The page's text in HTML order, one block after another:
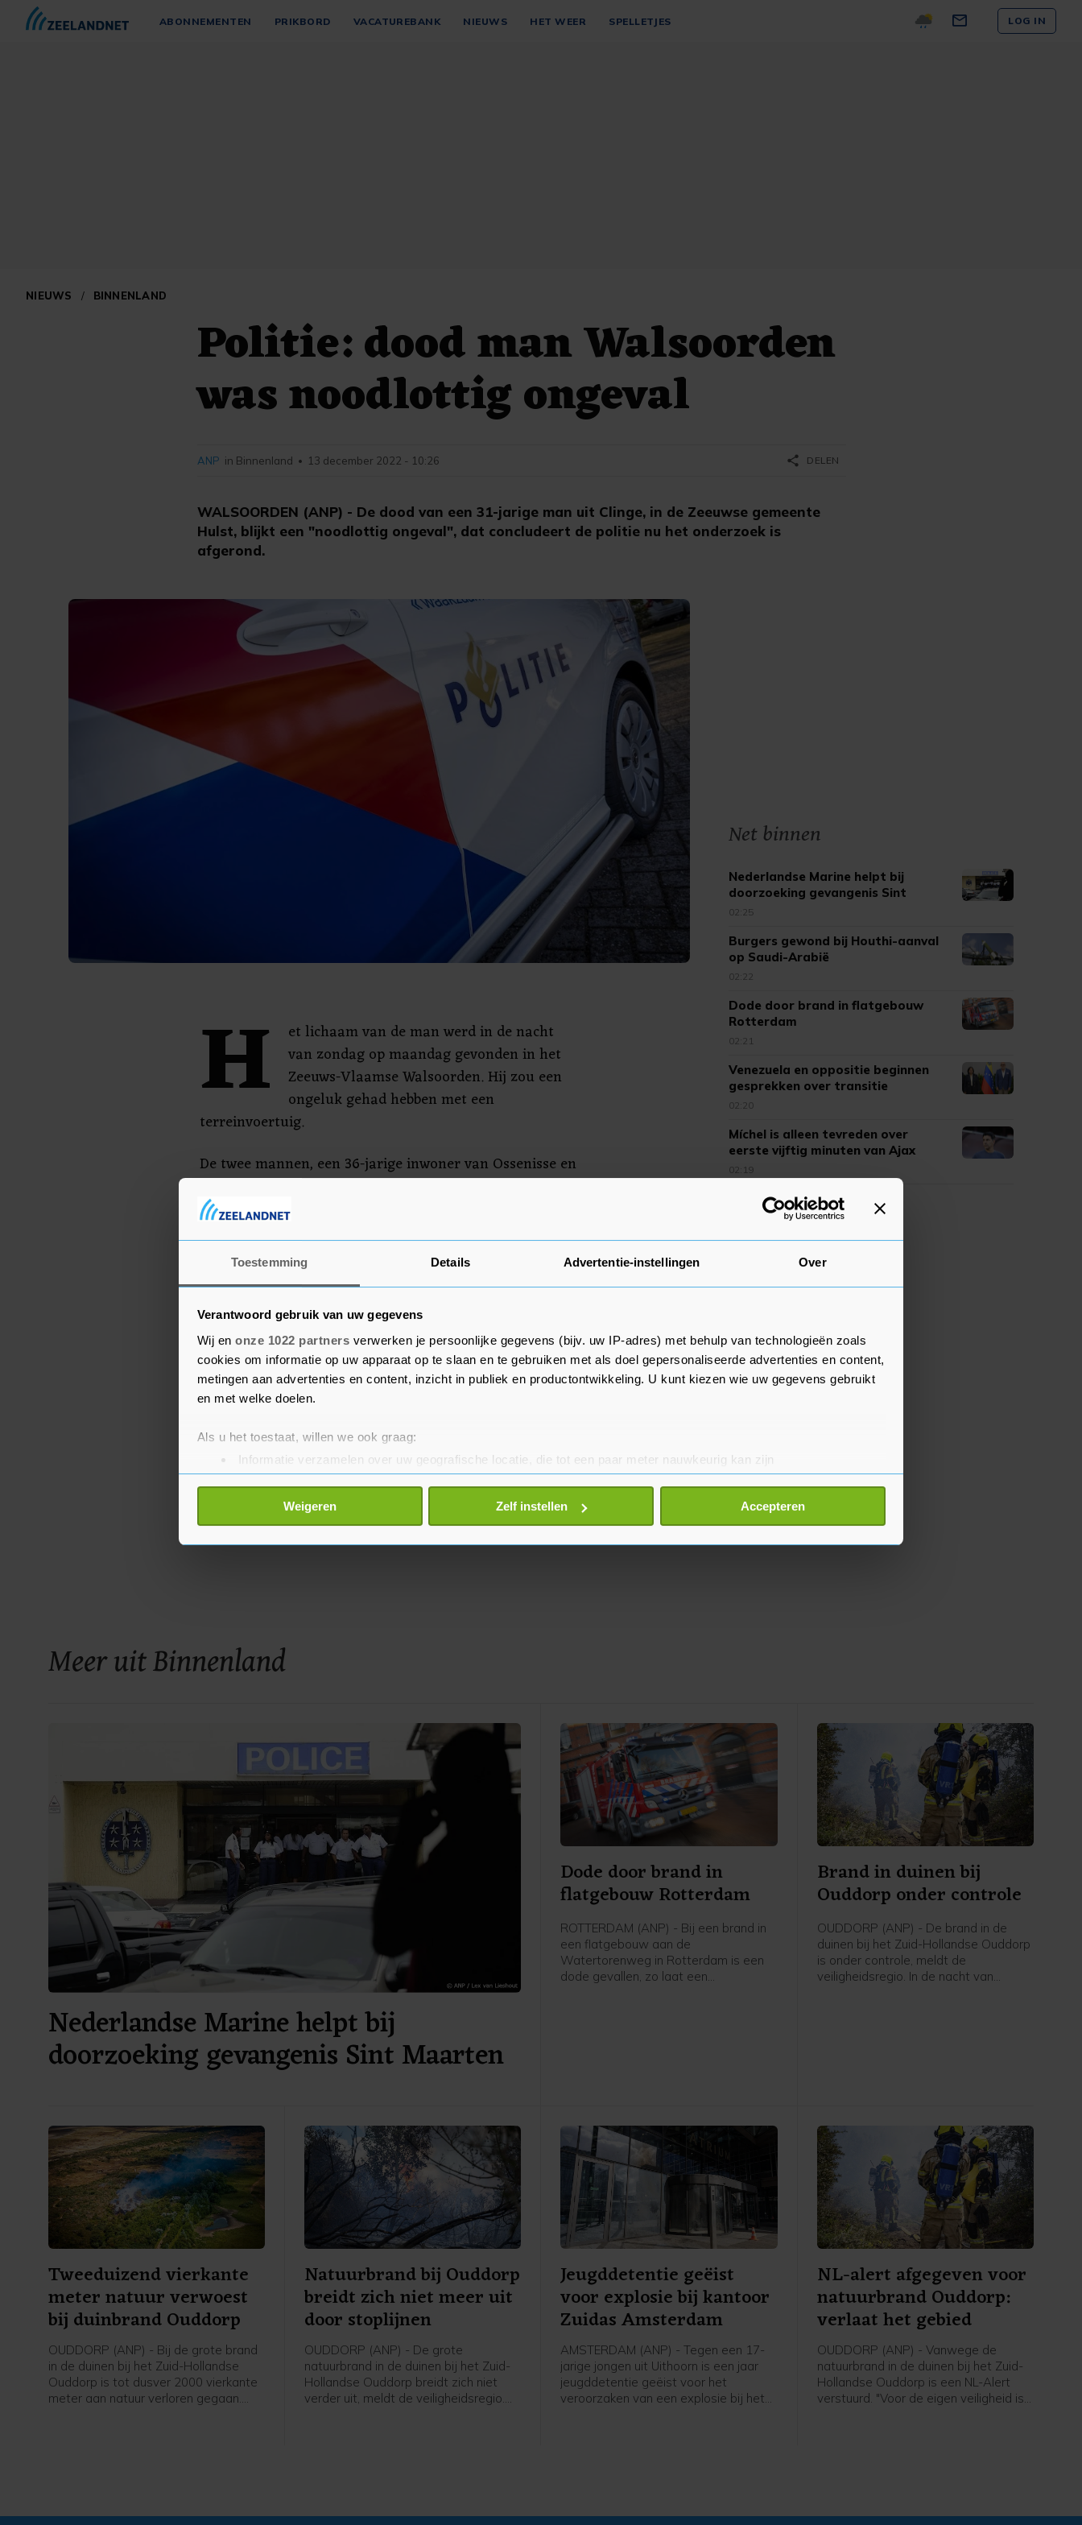
Toestemming Details Advertentie-instellingen Over
Verantwoord gebruik van uw gegevens
Wij en onze 1022 partners verwerken je persoonlijke gegevens (bijv. uw IP-adres) met behulp van technologieën zoals
cookies om informatie op uw apparaat op te slaan en te gebruiken met als doel gepersonaliseerde advertenties en content,
metingen aan advertenties en content, inzicht in publiek en productontwikkeling. U kunt kiezen wie uw gegevens gebruikt
en met welke doelen.
Als u het toestaat, willen we ook graag:
Informatie verzamelen over uw geografische locatie, die tot een paar meter nauwkeurig kan zijn
Uw apparaat identificeren door het actief te scannen op specifieke eigenschappen (fingerprinting)
Lees meer over hoe uw persoonlijke gegevens worden verwerkt en stel uw voorkeuren in het
detailgedeelte
toestemming op elk moment wijzigen of intrekken in de Cookieverklaring.
Weigeren Zelf instellen Accepteren
ABONNEMENTEN PRIKBORD VACATUREBANK NIEUWS HET WEER SPELLETJES LOG IN
NIEUWS / BINNENLAND
Politie: dood man Walsoorden
was noodlottig ongeval
WALSOORDEN (ANP) - De dood van een 31-jarige man uit Clinge, in de Zeeuwse gemeente
Hulst, blijkt een "noodlottig ongeval", dat concludeert de politie nu het onderzoek is
afgerond.
ANP in Binnenland • 13 december 2022 - 10:26 share DELEN
H
et lichaam van de man werd in de nacht
van zondag op maandag gevonden in het
Zeeuws-Vlaamse Walsoorden. Hij zou een
ongeluk gehad hebben met een
terreinvoertuig.
De twee mannen, een 36-jarige inwoner van Ossenisse en
een 24-jarige man uit Kuitaart, die na de vondst van het
lichaam werden aangehouden zijn maandagavond
twee zijn geen verdachten meer, meldt de politie.
Meer uit Binnenland
Nederlandse Marine helpt bij
doorzoeking gevangenis Sint Maarten
Dode door brand in
flatgebouw Rotterdam
ROTTERDAM (ANP) - Bij een brand in
een flatgebouw aan de
Watertorenweg in Rotterdam is een
dode gevallen, zo laat een
Brand in duinen bij
Ouddorp onder controle
OUDDORP (ANP) - De brand in de
duinen bij het Zuid-Hollandse Ouddorp
is onder controle, meldt de
veiligheidsregio. In de nacht van
Tweeduizend vierkante
meter natuur verwoest
bij duinbrand Ouddorp
OUDDORP (ANP) - Bij de grote brand
in de duinen bij het Zuid-Hollandse
Ouddorp is tot dusver 2000 vierkante
meter aan natuur verloren gegaan.
Natuurbrand bij Ouddorp
breidt zich niet meer uit
door stoplijnen
OUDDORP (ANP) - De grote
natuurbrand in de duinen bij het Zuid-
Hollandse Ouddorp breidt zich niet
verder uit, meldt de veiligheidsregio.
Jeugddetentie geëist
voor explosie bij kantoor
Zuidas Amsterdam
AMSTERDAM (ANP) - Tegen een 17-
jarige jongen uit Uithoorn is een jaar
jeugddetentie geëist voor het
veroorzaken van een explosie bij het
NL-alert afgegeven voor
natuurbrand Ouddorp:
verlaat het gebied
OUDDORP (ANP) - Vanwege de
natuurbrand in de duinen bij het Zuid-
Hollandse Ouddorp is een NL-Alert
verstuurd. "Voor de eigen veiligheid is
Net binnen
Nederlandse Marine helpt bij
doorzoeking gevangenis Sint
Maarten
02:25
Burgers gewond bij Houthi-aanval
op Saudi-Arabië
02:22
Dode door brand in flatgebouw
Rotterdam
02:21
Venezuela en oppositie beginnen
gesprekken over transitie
02:20
Míchel is alleen tevreden over
eerste vijftig minuten van Ajax
02:19